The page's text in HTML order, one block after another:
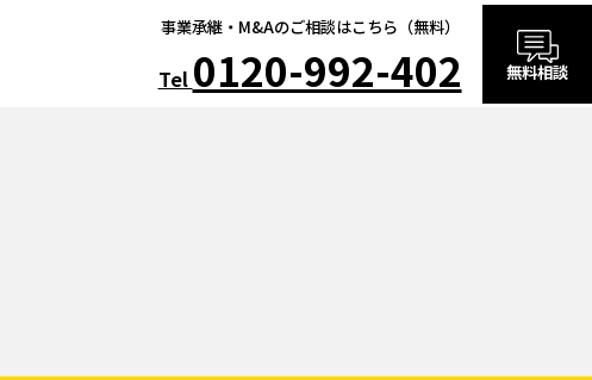
事業承継・M&Aのご相談はこちら（無料）
Tel 0120-992-402 無料相談